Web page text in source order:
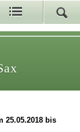
25.05.2018 bis